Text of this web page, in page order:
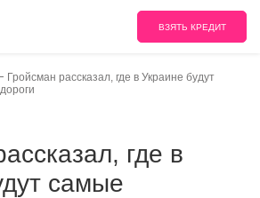
ВЗЯТЬ КРЕДИТ
Гройсман рассказал, где в Украине будут
самые